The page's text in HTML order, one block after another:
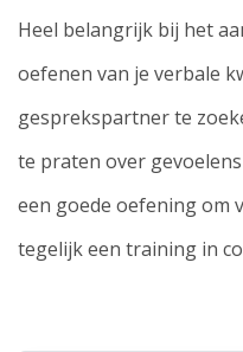
Heel belangrijk bij het
oefenen van je verbale
gesprekspartner te
te praten over
een goede oefening om
tegelijk een training in